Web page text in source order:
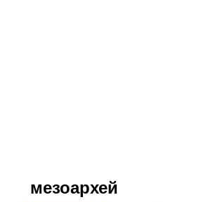
мезоархей